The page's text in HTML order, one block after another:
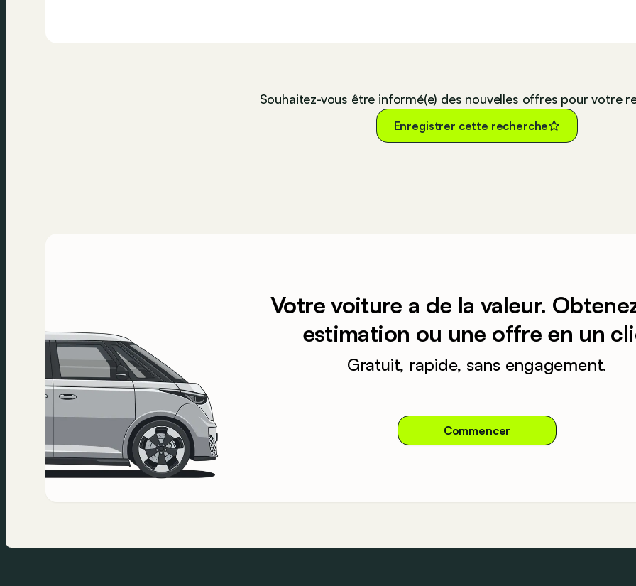
Souhaitez-vous être informé(e) des nouvelles offres pour votre
Enregistrer cette recherche
Votre voiture a de la valeur.
estimation ou une offre en un
Gratuit, rapide, sans engagement.
Commencer